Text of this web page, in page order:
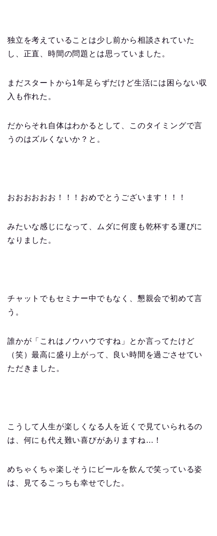
独立を考えていることは少し前から相談されていた
し、正直、時間の問題とは思っていました。
まだスタートから1年足らずだけど生活には困らない収
入も作れた。
だからそれ自体はわかるとして、このタイミングで言
うのはズルくないか？と。
おおおおおお！！！おめでとうございます！！！
みたいな感じになって、ムダに何度も乾杯する運びに
なりました。
チャットでもセミナー中でもなく、懇親会で初めて言
う。
誰かが「これはノウハウですね」とか言ってたけど
（笑）最高に盛り上がって、良い時間を過ごさせてい
ただきました。
こうして人生が楽しくなる人を近くで見ていられるの
は、何にも代え難い喜びがありますね…！
めちゃくちゃ楽しそうにビールを飲んで笑っている姿
は、見てるこっちも幸せでした。